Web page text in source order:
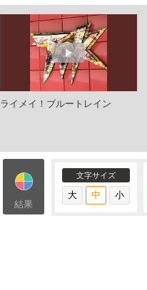
ライメイ！ブルートレイン
結果
文字サイズ